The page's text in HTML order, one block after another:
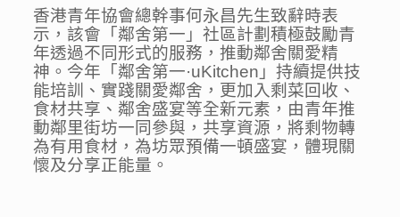
香港青年協會總幹事何永昌先生致辭時表
示，該會「鄰舍第一」社區計劃積極鼓勵青
年透過不同形式的服務，推動鄰舍關愛精
神。今年「鄰舍第一·uKitchen」持續提供技
能培訓、實踐關愛鄰舍，更加入剩菜回收、
食材共享、鄰舍盛宴等全新元素，由青年推
動鄰里街坊一同參與，共享資源，將剩物轉
為有用食材，為坊眾預備一頓盛宴，體現關
懷及分享正能量。